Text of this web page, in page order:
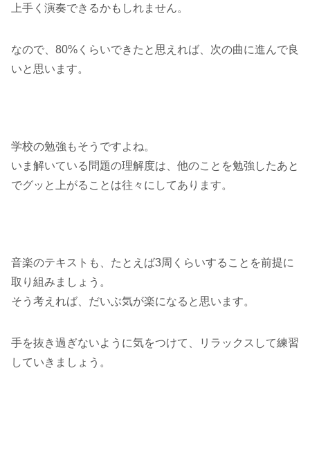
上手く演奏できるかもしれません。
なので、80%くらいできたと思えれば、次の曲に進んで良
いと思います。
学校の勉強もそうですよね。
いま解いている問題の理解度は、他のことを勉強したあと
でグッと上がることは往々にしてあります。
音楽のテキストも、たとえば3周くらいすることを前提に
取り組みましょう。
そう考えれば、だいぶ気が楽になると思います。
手を抜き過ぎないように気をつけて、リラックスして練習
していきましょう。